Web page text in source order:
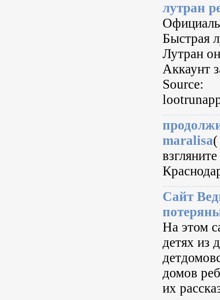
лутран
Быстрая
Лутран
Аккаунт
Source:
maralisa
Сайт
На этом
детях из
домов
их